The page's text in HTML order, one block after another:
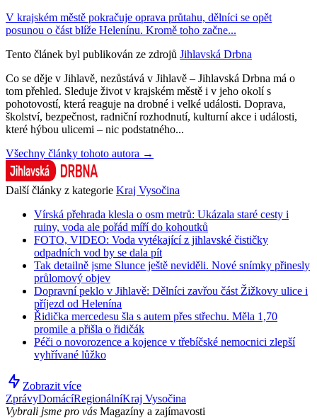
V krajském městě pokračuje oprava průtahu, dělníci se opět
posunou o část blíže Helenínu. Kromě toho začne...
Tento článek byl publikován ze zdrojů Jihlavská Drbna
Co se děje v Jihlavě, nezůstává v Jihlavě – Jihlavská Drbna má o
tom přehled. Sleduje život v krajském městě i v jeho okolí s
pohotovostí, která reaguje na drobné i velké události. Doprava,
školství, bezpečnost, radniční rozhodnutí, kulturní akce i události,
které hýbou ulicemi – nic podstatného...
Všechny články tohoto autora →
Další články z kategorie Kraj Vysočina
Vírská přehrada klesla o osm metrů: Ukázala staré cesty i
ruiny, voda ale pořád míří do kohoutků
FOTO, VIDEO: Voda vytékající z jihlavské čističky
odpadních vod by se dala pít
Tak detailně jsme Slunce ještě neviděli. Nové snímky přinesly
průlomový objev
Dopravní peklo v Jihlavě: Dělníci zavřou část Žižkovy ulice i
příjezd od Helenína
Řidička mercedesu šla s autem přes střechu. Měla 1,70
promile a přišla o řidičák
Péči o novorozence a kojence v třebíčské nemocnici zlepší
vyhřívané lůžko
Zobrazit více
ZprávyDomácíRegionálníKraj Vysočina
Vybrali jsme pro vás Magazíny a zajímavosti